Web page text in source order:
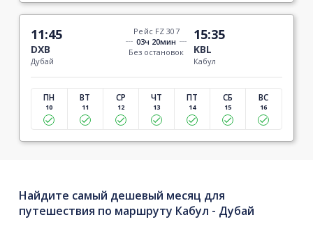
11:45
DXB
Дубай
Рейс FZ 307
03ч 20мин
Без остановок
15:35
KBL
Кабул
ПН
10
ВТ
11
СР
12
ЧТ
13
ПТ
14
СБ
15
ВС
16
Найдите самый дешевый месяц для
путешествия по маршруту Кабул - Дубай